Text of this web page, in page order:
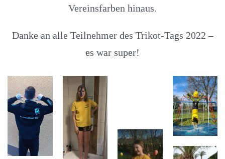
Vereinsfarben hinaus.
Danke an alle Teilnehmer des Trikot-Tags 2022 –
es war super!